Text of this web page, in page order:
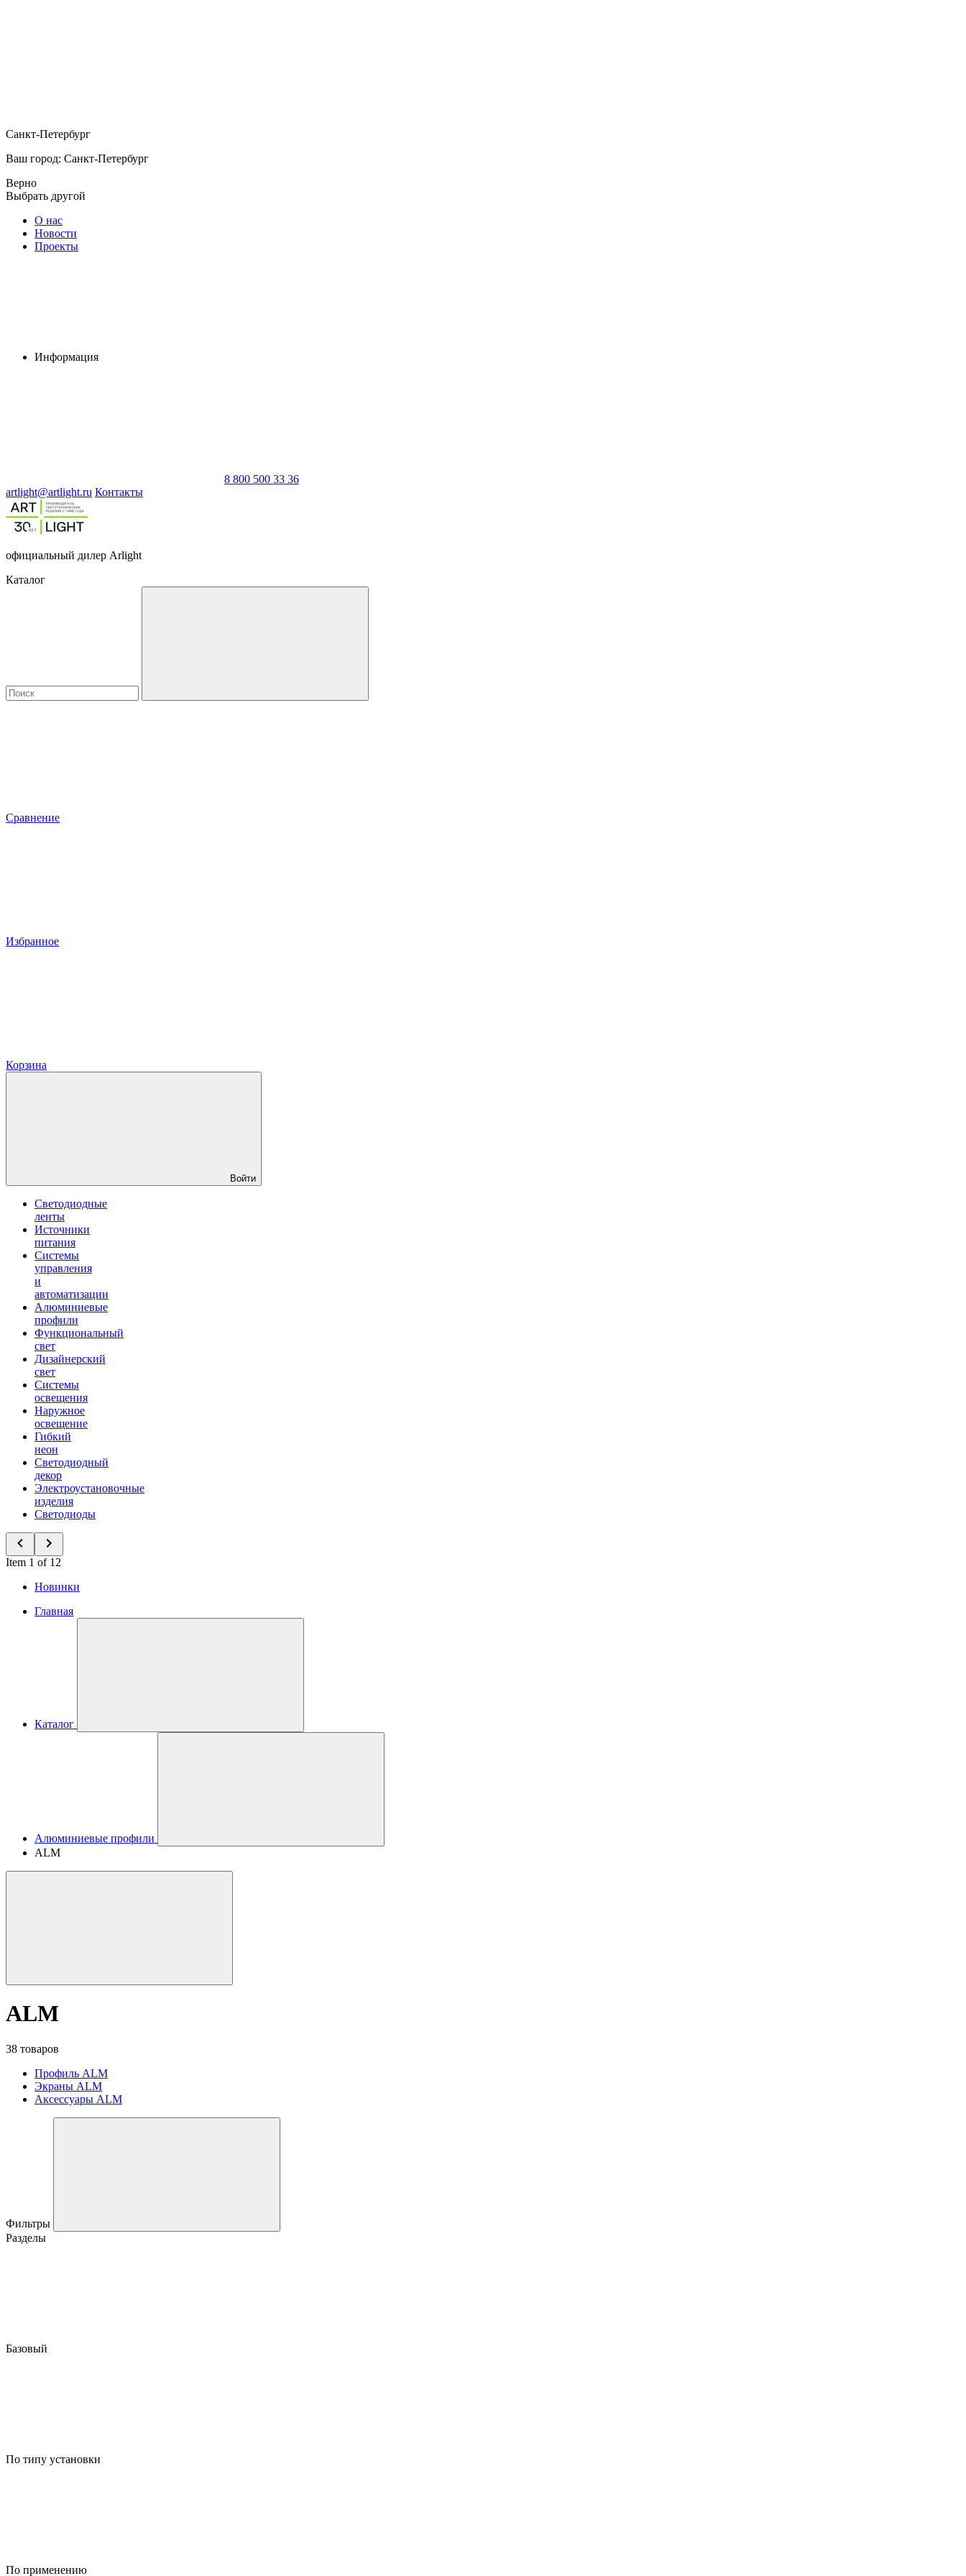
Санкт-Петербург
Ваш город: Санкт-Петербург
Верно
Выбрать другой
О нас
Новости
Проекты
Информация
8 800 500 33 36
artlight@artlight.ru Контакты
официальный дилер Arlight
Каталог
Сравнение
Избранное
Корзина
Войти
Светодиодные
ленты
Источники
питания
Системы
управления
и
автоматизации
Алюминиевые
профили
Функциональный
свет
Дизайнерский
свет
Системы
освещения
Наружное
освещение
Гибкий
неон
Светодиодный
декор
Электроустановочные
изделия
Светодиоды
Item 1 of 12
Новинки
Главная
Каталог
Алюминиевые профили
ALM
ALM
38 товаров
Профиль ALM
Экраны ALM
Аксессуары ALM
Фильтры
Разделы
Базовый
По типу установки
По применению